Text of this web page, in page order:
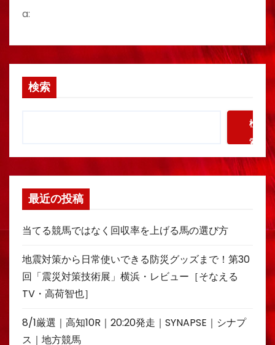
a:
検索
検
索
最近の投稿
当てる競馬ではなく回収率を上げる馬の選び方
地震対策から日常使いできる防災グッズまで！第30
回「震災対策技術展」横浜・レビュー［そなえる
TV・高荷智也］
8/1厳選｜高知10R｜20:20発走｜SYNAPSE｜シナプ
ス｜地方競馬